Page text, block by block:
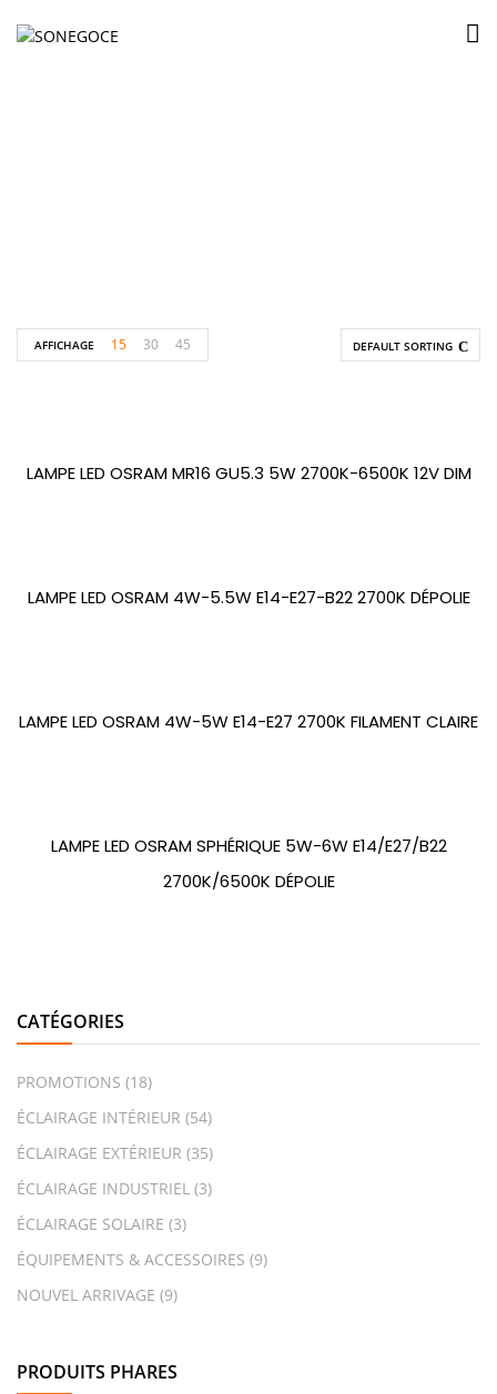
CATÉGORIES
PROMOTIONS (18)
ÉCLAIRAGE INTÉRIEUR (54)
ÉCLAIRAGE EXTÉRIEUR (35)
ÉCLAIRAGE INDUSTRIEL (3)
ÉCLAIRAGE SOLAIRE (3)
ÉQUIPEMENTS & ACCESSOIRES (9)
NOUVEL ARRIVAGE (9)
PRODUITS PHARES
DEFAULT SORTING
AFFICHAGE 15 30 45
LAMPE LED OSRAM MR16 GU5.3 5W 2700K-6500K 12V DIM
LAMPE LED OSRAM 4W-5.5W E14-E27-B22 2700K DÉPOLIE
LAMPE LED OSRAM 4W-5W E14-E27 2700K FILAMENT CLAIRE
LAMPE LED OSRAM SPHÉRIQUE 5W-6W E14/E27/B22
2700K/6500K DÉPOLIE